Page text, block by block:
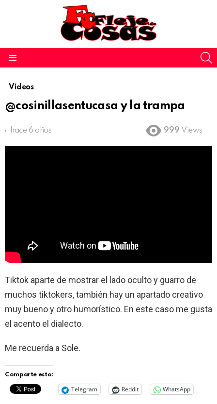
Videos
@cosinillasentucasa y la trampa
hace 6 años 999 Views
Tiktok aparte de mostrar el lado oculto y guarro de
muchos tiktokers, también hay un apartado creativo
muy bueno y otro humorístico. En este caso me gusta
el acento el dialecto.
Me recuerda a Sole.
Comparte esto:
Telegram Reddit WhatsApp